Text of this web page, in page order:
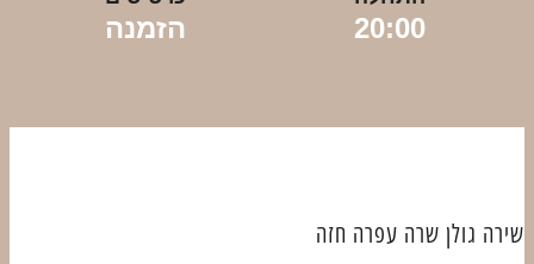
20:00 הזמנה
שירה גולן שרה עפרה חזה